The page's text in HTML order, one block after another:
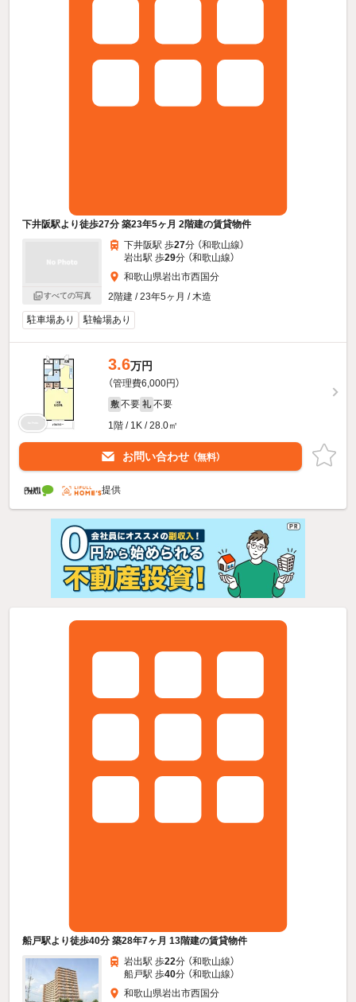
下井阪駅より徒歩27分 築23年5ヶ月 2階建の賃貸物件
すべての写真
下井阪駅 歩27分 （和歌山線）
岩出駅 歩29分 （和歌山線）
和歌山県岩出市西国分
2階建 / 23年5ヶ月 / 木造
駐車場あり 駐輪場あり
3.6万円
（管理費6,000円）
敷 不要 礼 不要
1階 / 1K / 28.0㎡
お問い合わせ （無料）
提供
船戸駅より徒歩40分 築28年7ヶ月 13階建の賃貸物件
岩出駅 歩22分 （和歌山線）
船戸駅 歩40分 （和歌山線）
和歌山県岩出市西国分